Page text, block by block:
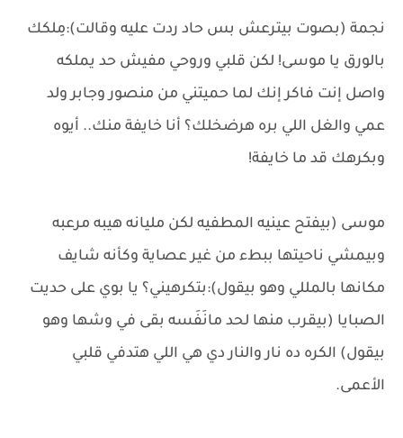
نجمة (بصوت بيترعش بس حاد ردت عليه وقالت):مِلكك
بالورق يا موسى! لكن قلبي وروحي مفيش حد يملكه
واصل إنت فاكر إنك لما حميتني من منصور وجابر ولد
عمي والغل اللي بره هرضخلك؟ أنا خايفة منك.. أيوه
وبكرهك قد ما خايفة!
موسى (بيفتح عينيه المطفيه لكن مليانه هيبه مرعبه
وبيمشي ناحيتها ببطء من غير عصاية وكأنه شايف
مكانها بالمللي وهو بيقول):بتكرهيني؟ يا بوي على حديت
الصبايا (بيقرب منها لحد مانَفَسه بقى في وشها وهو
بيقول) الكره ده نار والنار دي هي اللي هتدفي قلبي
الأعمى.